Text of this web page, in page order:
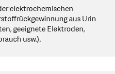
elektrochemischen
aus Urin
geeignete Elektroden,
usw.).